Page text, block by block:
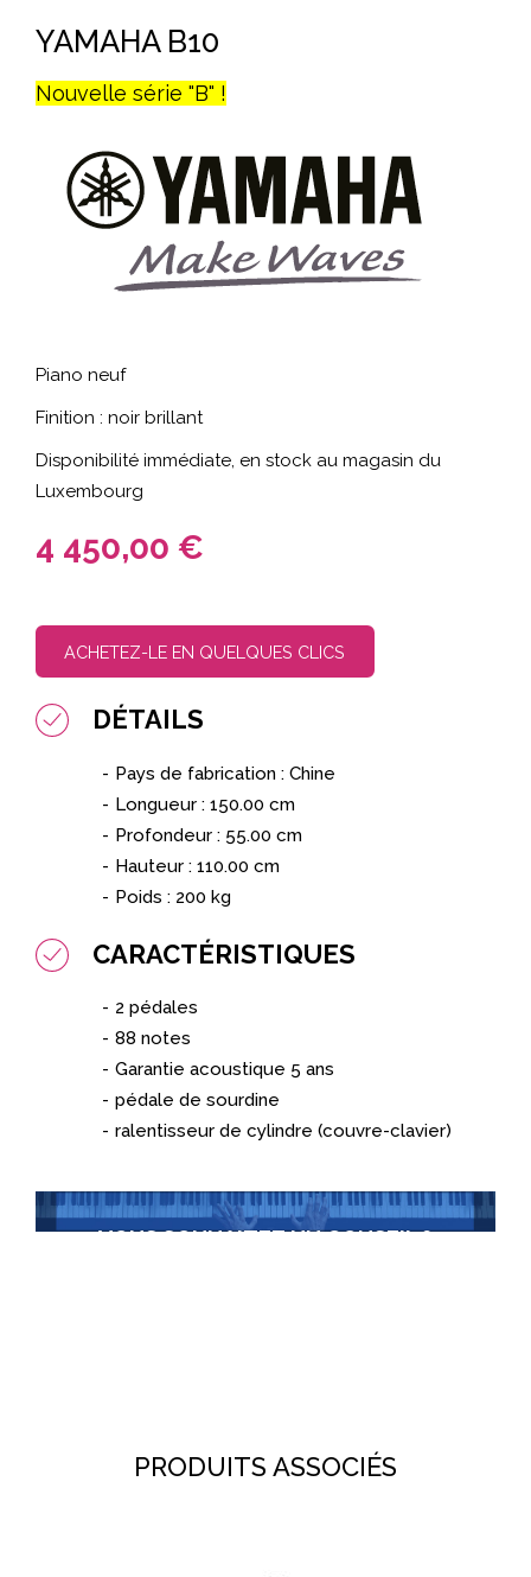
YAMAHA B10
Nouvelle série "B" !
Piano neuf
Finition : noir brillant
Disponibilité immédiate, en stock au magasin du
Luxembourg
4 450,00 €
ACHETEZ-LE EN QUELQUES CLICS
DÉTAILS
Pays de fabrication : Chine
Longueur : 150.00 cm
Profondeur : 55.00 cm
Hauteur : 110.00 cm
Poids : 200 kg
CARACTÉRISTIQUES
2 pédales
88 notes
Garantie acoustique 5 ans
pédale de sourdine
ralentisseur de cylindre (couvre-clavier)
VOUS SOUHAITEZ UN CONSEIL ?
PRODUITS ASSOCIÉS